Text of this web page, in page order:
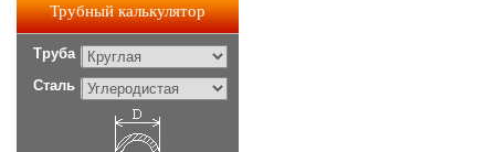
Трубный калькулятор
Труба
Сталь